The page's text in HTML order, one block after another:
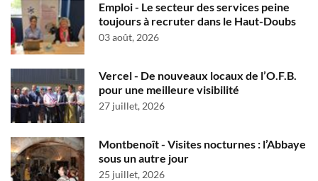
Emploi - Le secteur des services peine
toujours à recruter dans le Haut-Doubs
03 août, 2026
Vercel - De nouveaux locaux de l’O.F.B.
pour une meilleure visibilité
27 juillet, 2026
Montbenoît - Visites nocturnes : l’Abbaye
sous un autre jour
25 juillet, 2026